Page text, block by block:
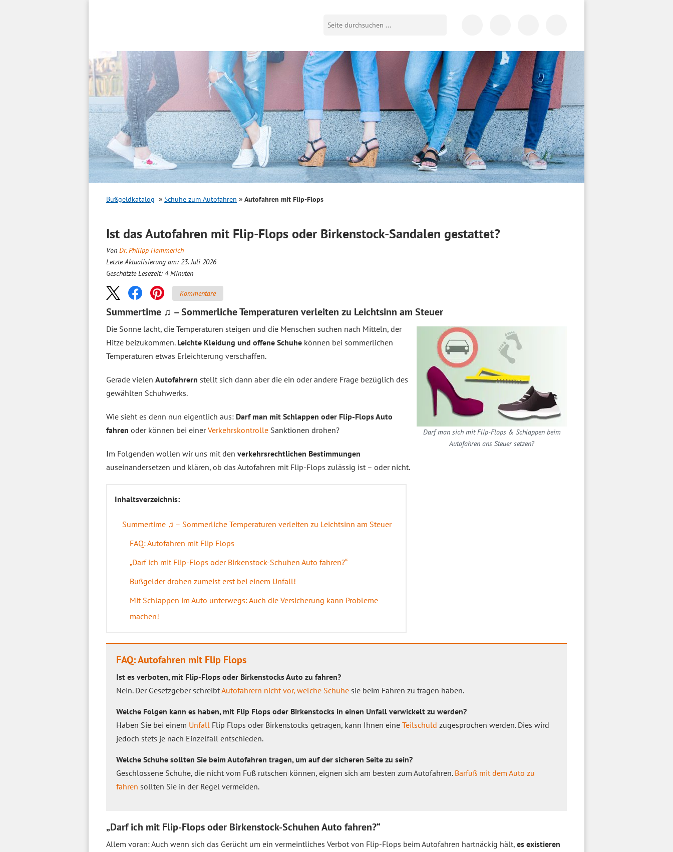
Bußgeldkatalog Schuhe zum Autofahren Autofahren mit Flip-Flops
Ist das Autofahren mit Flip-Flops oder Birkenstock-Sandalen gestattet?
Von Dr. Philipp Hammerich
Letzte Aktualisierung am: 23. Juli 2026
Geschätzte Lesezeit: 4 Minuten
Kommentare
Summertime ♫ – Sommerliche Temperaturen verleiten zu Leichtsinn am Steuer
Darf man sich mit Flip-Flops & Schlappen beim
Autofahren ans Steuer setzen?
Die Sonne lacht, die Temperaturen steigen und die Menschen suchen nach Mitteln, der
Hitze beizukommen. Leichte Kleidung und offene Schuhe können bei sommerlichen
Temperaturen etwas Erleichterung verschaffen.
Gerade vielen Autofahrern stellt sich dann aber die ein oder andere Frage bezüglich des
gewählten Schuhwerks.
Wie sieht es denn nun eigentlich aus: Darf man mit Schlappen oder Flip-Flops Auto
fahren oder können bei einerVerkehrskontrolle Sanktionen drohen?
Im Folgenden wollen wir uns mit den verkehrsrechtlichen Bestimmungen
auseinandersetzen und klären, ob das Autofahren mit Flip-Flops zulässig ist – oder nicht.
Inhaltsverzeichnis:
Summertime ♫ – Sommerliche Temperaturen verleiten zu Leichtsinn am Steuer
FAQ: Autofahren mit Flip Flops
„Darf ich mit Flip-Flops oder Birkenstock-Schuhen Auto fahren?“
Bußgelder drohen zumeist erst bei einem Unfall!
Mit Schlappen im Auto unterwegs: Auch die Versicherung kann Probleme
machen!
FAQ: Autofahren mit Flip Flops
Ist es verboten, mit Flip-Flops oder Birkenstocks Auto zu fahren?
Nein. Der Gesetzgeber schreibtAutofahrern nicht vor, welche Schuhe sie beim Fahren zu tragen haben.
Welche Folgen kann es haben, mit Flip Flops oder Birkenstocks in einen Unfall verwickelt zu werden?
Haben Sie bei einem Unfall Flip Flops oder Birkenstocks getragen, kann Ihnen eine Teilschuld zugesprochen werden. Dies wird
jedoch stets je nach Einzelfall entschieden.
Welche Schuhe sollten Sie beim Autofahren tragen, um auf der sicheren Seite zu sein?
Geschlossene Schuhe, die nicht vom Fuß rutschen können, eignen sich am besten zum Autofahren. Barfuß mit dem Auto zu
fahren sollten Sie in der Regel vermeiden.
„Darf ich mit Flip-Flops oder Birkenstock-Schuhen Auto fahren?“
Allem voran: Auch wenn sich das Gerücht um ein vermeintliches Verbot von Flip-Flops beim Autofahren hartnäckig hält, es existieren